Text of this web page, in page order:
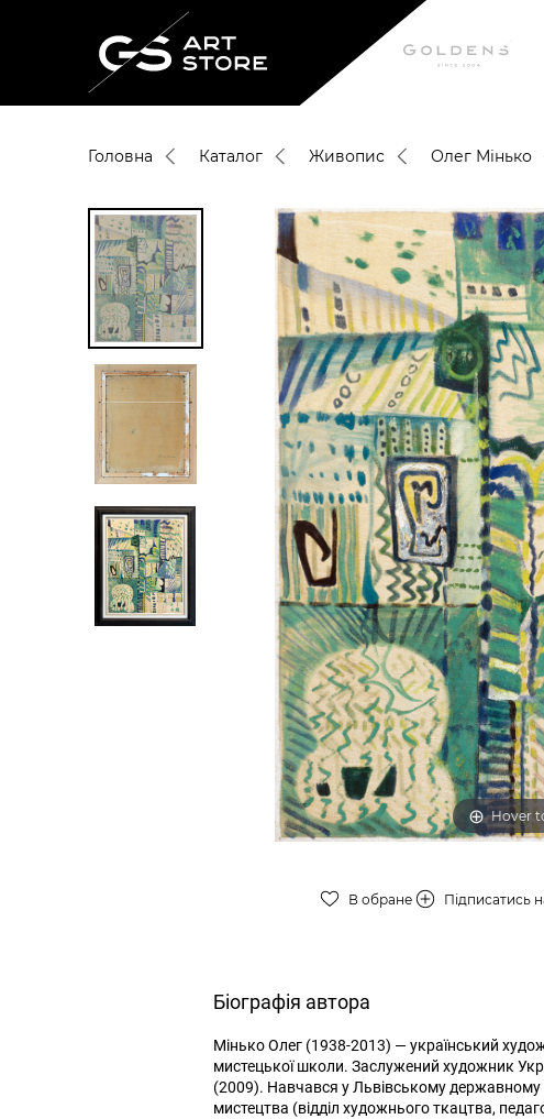
Головна Каталог Живопис Олег Мінько
Hover
В обране Підписатись
Біографія автора
Мінько Олег (1938-2013) — український
мистецької школи. Заслужений художник
(2009). Навчався у Львівському державному
мистецтва (відділ художнього ткацтва,